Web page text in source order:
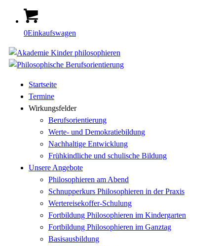
0Einkaufswagen
Startseite
Termine
Wirkungsfelder
Berufsorientierung
Werte- und Demokratiebildung
Nachhaltige Entwicklung
Frühkindliche und schulische Bildung
Unsere Angebote
Philosophieren am Abend
Schnupperkurs Philosophieren in der Praxis
Wertereisekoffer-Schulung
Fortbildung Philosophieren im Kindergarten
Fortbildung Philosophieren im Ganztag
Basisausbildung